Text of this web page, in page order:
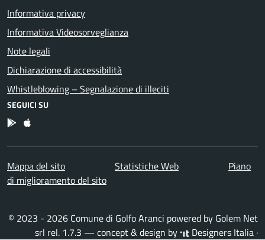
Informativa privacy
Informativa Videosorveglianza
Note legali
Dichiarazione di accessibilità
Whistleblowing – Segnalazione di illeciti
SEGUICI SU
App Android
App IOS
Mappa del sito Statistiche Web
Piano
di miglioramento del sito
© 2023 - 2026 Comune di Golfo Aranci powered by Golem Net
srl rel. 1.7.3 — concept & design by Designers Italia ·